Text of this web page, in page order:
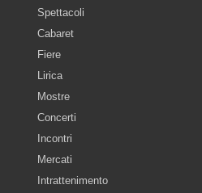
Spettacoli
Cabaret
Fiere
Lirica
Mostre
Concerti
Incontri
Mercati
Intrattenimento